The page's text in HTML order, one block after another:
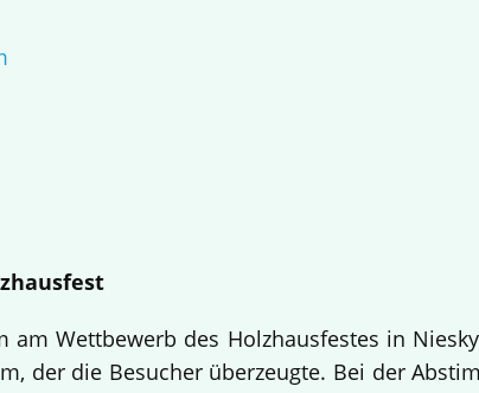
am Wettbewerb des Holzhausfestes in
der die Besucher überzeugte. Bei der